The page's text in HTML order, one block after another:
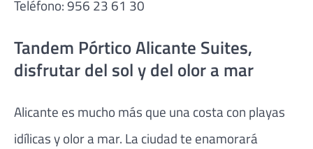
Teléfono: 956 23 61 30
Tandem Pórtico Alicante Suites,
disfrutar del sol y del olor a mar
Alicante es mucho más que una costa con playas
idílicas y olor a mar. La ciudad te enamorará